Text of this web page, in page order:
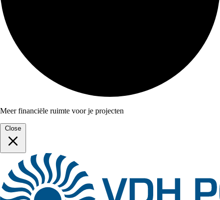
Meer financiële ruimte voor je projecten
Close